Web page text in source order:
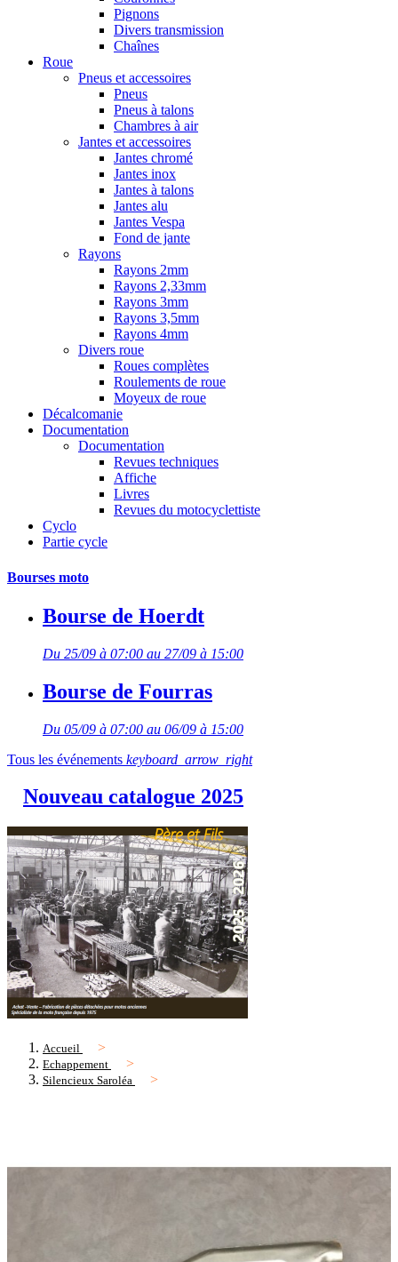
Pignons
Divers transmission
Chaînes
Roue
Pneus et accessoires
Pneus
Pneus à talons
Chambres à air
Jantes et accessoires
Jantes chromé
Jantes inox
Jantes à talons
Jantes alu
Jantes Vespa
Fond de jante
Rayons
Rayons 2mm
Rayons 2,33mm
Rayons 3mm
Rayons 3,5mm
Rayons 4mm
Divers roue
Roues complètes
Roulements de roue
Moyeux de roue
Décalcomanie
Documentation
Documentation
Revues techniques
Affiche
Livres
Revues du motocyclettiste
Cyclo
Partie cycle
Bourses moto
Bourse de Hoerdt
Du 25/09 à 07:00 au 27/09 à 15:00
Bourse de Fourras
Du 05/09 à 07:00 au 06/09 à 15:00
Tous les événements keyboard_arrow_right
Nouveau catalogue 2025
Accueil
Echappement
Silencieux Saroléa